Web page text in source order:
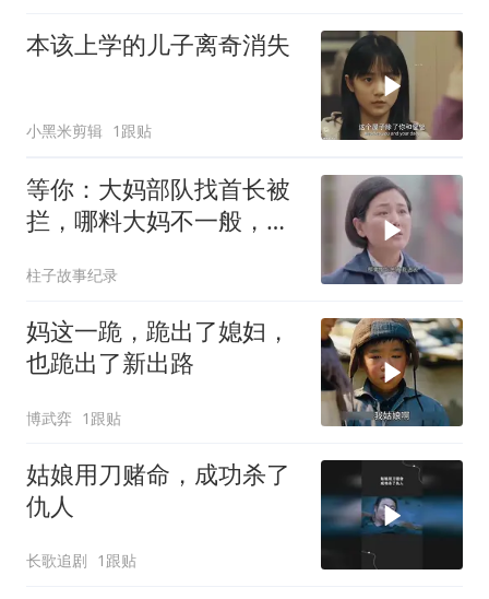
本该上学的儿子离奇消失
小黑米剪辑 1跟贴
等你：大妈部队找首长被
拦，哪料大妈不一般，首
柱子故事纪录
妈这一跪，跪出了媳妇，
也跪出了新出路
博武弈 1跟贴
姑娘用刀赌命，成功杀了
仇人
长歌追剧 1跟贴